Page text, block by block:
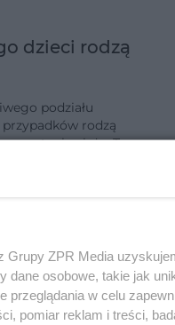
dzieci rodzą
podziału
rodzą
etapie ciąży. Te z
Grupy ZPR Media
osobowe, takie jak
przeglądania w celu
pomiar reklam i treści,